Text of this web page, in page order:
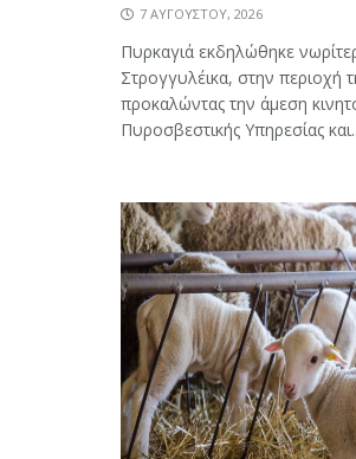
7 ΑΥΓΟΎΣΤΟΥ, 2026
Πυρκαγιά εκδηλώθηκε
Στρογγυλέικα, στην περιοχή
προκαλώντας την άμεση
Πυροσβεστικής Υπηρεσίας